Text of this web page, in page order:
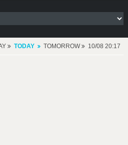
TODAY TOMORROW 10/08 20:17